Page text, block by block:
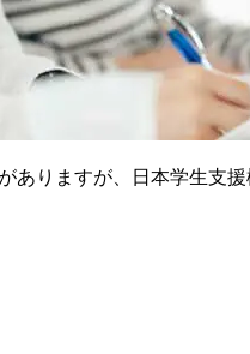
ありますが、日本学生支